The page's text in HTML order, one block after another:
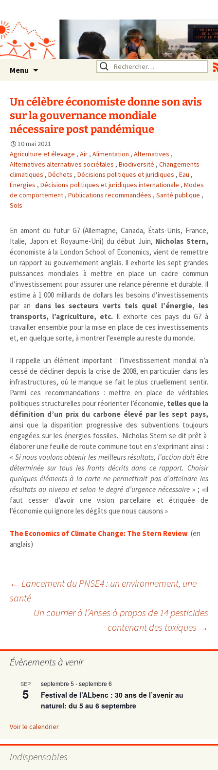
Rhône Alpes
Un environnement sain pour
la santé de tous
Menu Rechercher :
Un célèbre économiste donne son avis
sur la gouvernance mondiale
nécessaire post pandémique
10 mai 2021
Agriculture et élevage , Air , Alimentation , Alternatives ,
Alternatives alternatives sociétales , Biodiversité , Changements
climatiques , Déchets , Décisions politiques et juridiques , Eau ,
Énergies , Décisions politiques et juridiques internationale , Modes
de comportement , Publications recommandées , Santé publique ,
Sols
En amont du futur G7 (Allemagne, Canada, États-Unis, France,
Italie, Japon et Royaume-Uni) du début Juin, Nicholas Stern,
économiste à la London School of Economics, vient de remettre
un rapport au gouvernement anglais. Il exhorte les sept grandes
puissances mondiales à mettre en place un cadre commun
d’investissement pour assurer une relance pérenne et durable. Il
estime à 1 000 milliards de dollars les besoins d’investissements
par an dans les secteurs verts tels quel l’énergie, les
transports, l’agriculture, etc. Il exhorte ces pays du G7 à
travailler ensemble pour la mise en place de ces investissements
et, en quelque sorte, à montrer l’exemple au reste du monde.
Il rappelle un élément important : l’investissement mondial n’a
cessé de décliner depuis la crise de 2008, en particulier dans les
infrastructures, où le manque se fait le plus cruellement sentir.
Parmi ces recommandations : mettre en place de véritables
politiques structurelles pour réorienter l’économie, telles que la
définition d’un prix du carbone élevé par les sept pays,
ainsi que la disparition progressive des subventions toujours
engagées sur les énergies fossiles. Nicholas Stern se dit prêt à
élaborer une feuille de route commune tout en s’exprimant ainsi :
« Si nous voulons obtenir les meilleurs résultats, l’action doit être
déterminée sur tous les fronts décrits dans ce rapport. Choisir
quelques éléments à la carte ne permettrait pas d’atteindre les
résultats au niveau et selon le degré d’urgence nécessaire » ; «il
faut cesser d’avoir une vision parcellaire et étriquée de
l’économie qui ignore les dégâts que nous causons »
The Economics of Climate Change: The Stern Review (en
anglais)
Navigation
des
articles
← Lancement du PNSE4 : un environnement, une
santé
Un courrier à l’Anses à propos de 14 pesticides
contenant des toxiques →
Évènements à venir
SEP
5
septembre 5 -septembre 6
Festival de l’ALbenc : 30 ans de l’avenir au
naturel: du 5 au 6 septembre
Voir le calendrier
Indispensables